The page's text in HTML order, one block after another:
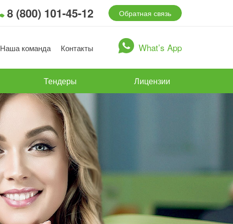
8 (800) 101-45-12 Обратная связь
Наша команда Контакты What’s App
Тендеры Лицензии